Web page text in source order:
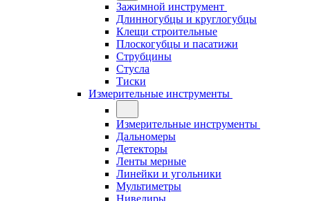
Зажимной инструмент
Длинногубцы и круглогубцы
Клещи строительные
Плоскогубцы и пасатижи
Струбцины
Стусла
Тиски
Измерительные инструменты
Измерительные инструменты
Дальномеры
Детекторы
Ленты мерные
Линейки и угольники
Мультиметры
Нивелиры